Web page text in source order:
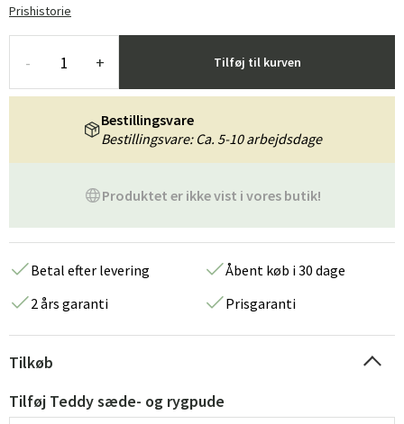
Prishistorie
- + Tilføj til kurven
Produktet er ikke vist i vores butik!
Bestillingsvare
Bestillingsvare: Ca. 5-10 arbejdsdage
Betal efter levering
Åbent køb i 30 dage
2 års garanti
Prisgaranti
Tilkøb
Tilføj Teddy sæde- og rygpude